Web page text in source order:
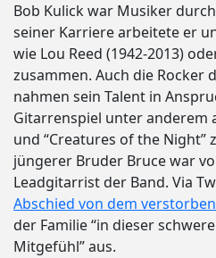
Bob Kulick war Musiker
seiner Karriere arbeitete er
wie Lou Reed (1942-2013)
zusammen. Auch die Rocker
nahmen sein Talent in
Gitarrenspiel unter anderem
und “Creatures of the Night”
jüngerer Bruder Bruce war
Leadgitarrist der Band. Via
Abschied von dem
der Familie “in dieser
Mitgefühl” aus.